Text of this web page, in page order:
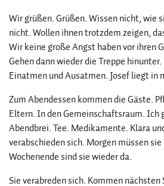
Wir grüßen. Grüßen. Wissen nicht, wie
nicht. Wollen ihnen trotzdem zeigen,
Wir keine große Angst haben vor ihren
Gehen dann wieder die Treppe
Einatmen und Ausatmen. Josef liegt in
Zum Abendessen kommen die Gäste.
Eltern. In den Gemeinschaftsraum. Ich
Abendbrei. Tee. Medikamente. Klara
verabschieden sich. Morgen müssen
Wochenende sind sie wieder da.
Sie verabreden sich. Kommen